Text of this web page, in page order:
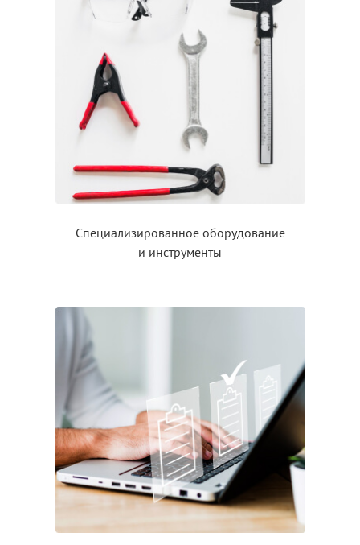
Специализированное оборудование
и инструменты